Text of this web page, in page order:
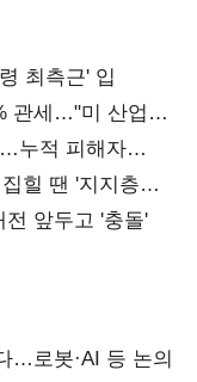
최측근' 입
관세…"미 산업
누적 피해자
힐 땐 '지지층
앞두고 '충돌'
…로봇·AI 등 논의